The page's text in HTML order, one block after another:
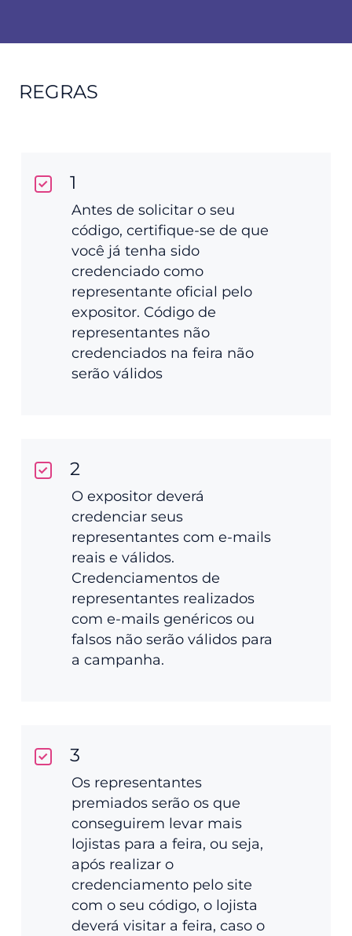
REGRAS
1
Antes de solicitar o seu
código, certifique-se de que
você já tenha sido
credenciado como
representante oficial pelo
expositor. Código de
representantes não
credenciados na feira não
serão válidos
2
O expositor deverá
credenciar seus
representantes com e-mails
reais e válidos.
Credenciamentos de
representantes realizados
com e-mails genéricos ou
falsos não serão válidos para
a campanha.
3
Os representantes
premiados serão os que
conseguirem levar mais
lojistas para a feira, ou seja,
após realizar o
credenciamento pelo site
com o seu código, o lojista
deverá visitar a feira, caso o